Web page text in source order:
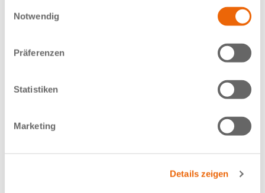
Notwendig
Präferenzen
Statistiken
Marketing
Details zeigen
Leitung